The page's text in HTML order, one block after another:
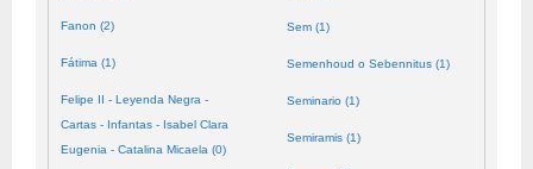
Fanon (2)
Fátima (1)
Felipe II - Leyenda Negra -
Cartas - Infantas - Isabel Clara
Eugenia - Catalina Micaela (0)
Sem (1)
Semenhoud o Sebennitus (1)
Seminario (1)
Semiramis (1)